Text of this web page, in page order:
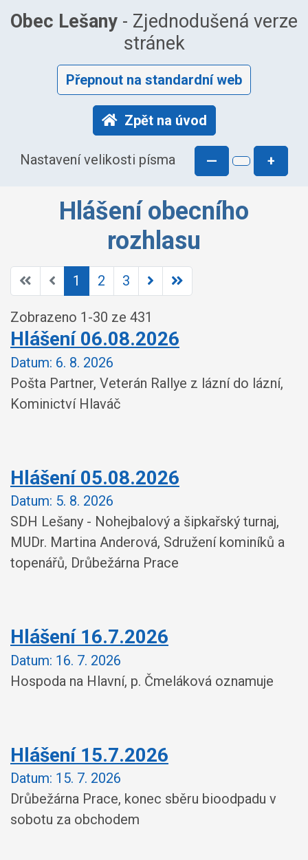
Obec Lešany - Zjednodušená verze
stránek
Přepnout na standardní web
Zpět na úvod
Nastavení velikosti písma — +
Hlášení obecního
rozhlasu
1 2 3
Zobrazeno 1 -30 ze 431
Hlášení 06.08.2026
Datum: 6. 8. 2026
Pošta Partner, Veterán Rallye z lázní do lázní,
Kominictví Hlaváč
Hlášení 05.08.2026
Datum: 5. 8. 2026
SDH Lešany - Nohejbalový a šipkařský turnaj,
MUDr. Martina Anderová, Sdružení kominíků a
topenářů, Drůbežárna Prace
Hlášení 16.7.2026
Datum: 16. 7. 2026
Hospoda na Hlavní, p. Čmeláková oznamuje
Hlášení 15.7.2026
Datum: 15. 7. 2026
Drůbežárna Prace, konec sběru bioodpadu v
sobotu za obchodem